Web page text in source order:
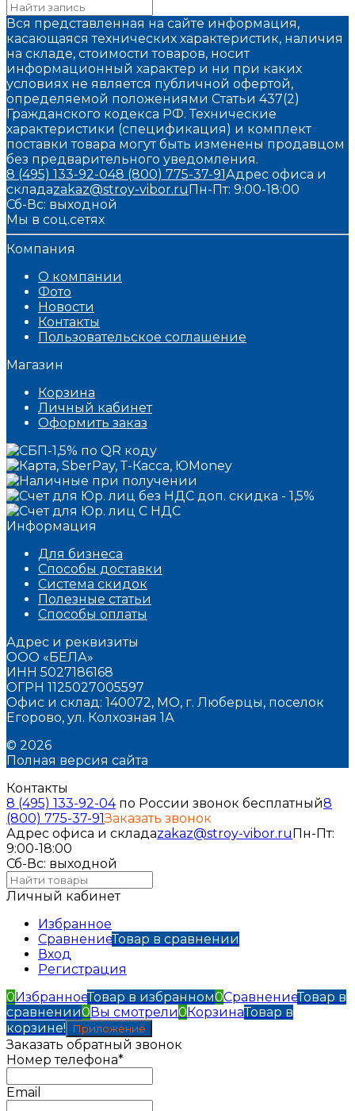
Вся представленная на сайте информация,
касающаяся технических характеристик, наличия
на складе, стоимости товаров, носит
информационный характер и ни при каких
условиях не является публичной офертой,
определяемой положениями Статьи 437(2)
Гражданского кодекса РФ. Технические
характеристики (спецификация) и комплект
поставки товара могут быть изменены продавцом
без предварительного уведомления.
8 (495) 133-92-048 (800) 775-37-91Адрес офиса и
складаzakaz@stroy-vibor.ru Пн-Пт: 9:00-18:00
Сб-Вс: выходной
Мы в соц.сетях
Компания
О компании
Фото
Новости
Контакты
Пользовательское соглашение
Магазин
Корзина
Личный кабинет
Оформить заказ
Информация
Для бизнеса
Способы доставки
Система скидок
Полезные статьи
Способы оплаты
Адрес и реквизиты
ООО «БЕЛА»
ИНН 5027186168
ОГРН 1125027005597
Офис и склад: 140072, МО, г. Люберцы, поселок
Егорово, ул. Колхозная 1А
© 2026
Полная версия сайта
Контакты
8 (495) 133-92-04по России звонок бесплатный8
(800) 775-37-91Заказать звонок
Адрес офиса и складаzakaz@stroy-vibor.ru Пн-Пт:
9:00-18:00
Сб-Вс: выходной
Личный кабинет
Избранное
СравнениеТовар в сравнении
Вход
Регистрация
0 ИзбранноеТовар в избранном0СравнениеТовар в
сравнении0 Вы смотрели0 КорзинаТовар в
корзине!
Приложение
Заказать обратный звонок
Номер телефона*
Email